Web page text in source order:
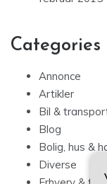
Categories
Annonce
Artikler
Bil &
Blog
Bolig, hus &
Diverse